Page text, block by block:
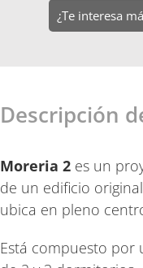
¿Te interesa
Descripción
Moreria 2 es un
de un edificio
ubica en pleno
Está compuesto por